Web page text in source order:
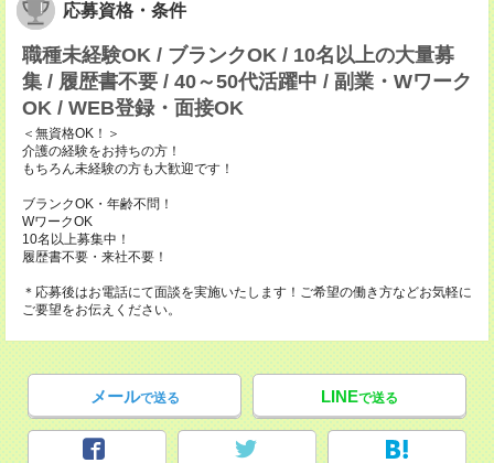
応募資格・条件
職種未経験OK / ブランクOK / 10名以上の大量募
集 / 履歴書不要 / 40～50代活躍中 / 副業・Wワーク
OK / WEB登録・面接OK
＜無資格OK！＞
介護の経験をお持ちの方！
もちろん未経験の方も大歓迎です！
ブランクOK・年齢不問！
WワークOK
10名以上募集中！
履歴書不要・来社不要！
＊応募後はお電話にて面談を実施いたします！ご希望の働き方などお気軽に
ご要望をお伝えください。
メールで送る LINEで送る